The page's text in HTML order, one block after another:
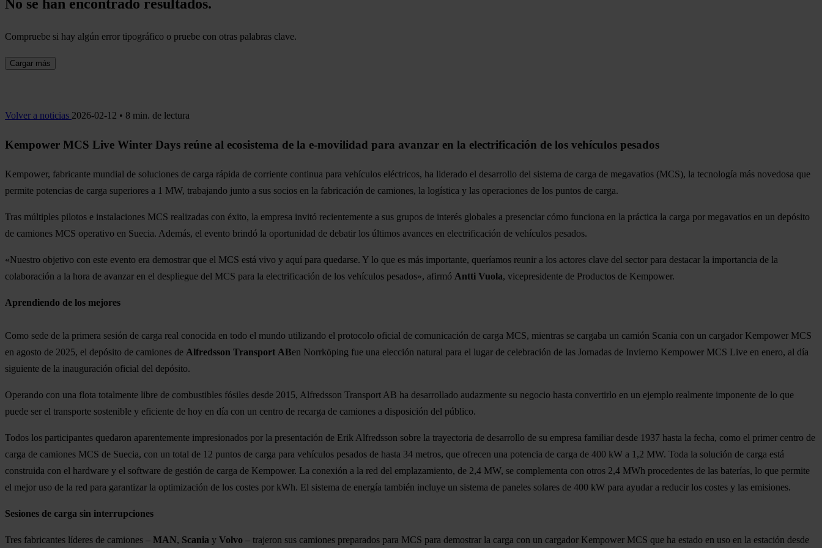
No se han encontrado resultados.
Compruebe si hay algún error tipográfico o pruebe con otras palabras clave.
Cargar más
Volver a noticias 2026-02-12 • 8 min. de lectura
Kempower MCS Live Winter Days reúne al ecosistema de la e-movilidad para avanzar en la electrificación de los vehículos pesados
Kempower, fabricante mundial de soluciones de carga rápida de corriente continua para vehículos eléctricos, ha liderado el desarrollo del sistema de carga de megavatios (MCS), la tecnología más novedosa que
permite potencias de carga superiores a 1 MW, trabajando junto a sus socios en la fabricación de camiones, la logística y las operaciones de los puntos de carga.
Tras múltiples pilotos e instalaciones MCS realizadas con éxito, la empresa invitó recientemente a sus grupos de interés globales a presenciar cómo funciona en la práctica la carga por megavatios en un depósito
de camiones MCS operativo en Suecia. Además, el evento brindó la oportunidad de debatir los últimos avances en electrificación de vehículos pesados.
«Nuestro objetivo con este evento era demostrar que el MCS está vivo y aquí para quedarse. Y lo que es más importante, queríamos reunir a los actores clave del sector para destacar la importancia de la
colaboración a la hora de avanzar en el despliegue del MCS para la electrificación de los vehículos pesados», afirmó Antti Vuola, vicepresidente de Productos de Kempower.
Aprendiendo de los mejores
Como sede de la primera sesión de carga real conocida en todo el mundo utilizando el protocolo oficial de comunicación de carga MCS, mientras se cargaba un camión Scania con un cargador Kempower MCS
en agosto de 2025, el depósito de camiones de Alfredsson Transport ABen Norrköping fue una elección natural para el lugar de celebración de las Jornadas de Invierno Kempower MCS Live en enero, al día
siguiente de la inauguración oficial del depósito.
Operando con una flota totalmente libre de combustibles fósiles desde 2015, Alfredsson Transport AB ha desarrollado audazmente su negocio hasta convertirlo en un ejemplo realmente imponente de lo que
puede ser el transporte sostenible y eficiente de hoy en día con un centro de recarga de camiones a disposición del público.
Todos los participantes quedaron aparentemente impresionados por la presentación de Erik Alfredsson sobre la trayectoria de desarrollo de su empresa familiar desde 1937 hasta la fecha, como el primer centro de
carga de camiones MCS de Suecia, con un total de 12 puntos de carga para vehículos pesados de hasta 34 metros, que ofrecen una potencia de carga de 400 kW a 1,2 MW. Toda la solución de carga está
construida con el hardware y el software de gestión de carga de Kempower. La conexión a la red del emplazamiento, de 2,4 MW, se complementa con otros 2,4 MWh procedentes de las baterías, lo que permite
el mejor uso de la red para garantizar la optimización de los costes por kWh. El sistema de energía también incluye un sistema de paneles solares de 400 kW para ayudar a reducir los costes y las emisiones.
Sesiones de carga sin interrupciones
Tres fabricantes líderes de camiones – MAN, Scania y Volvo – trajeron sus camiones preparados para MCS para demostrar la carga con un cargador Kempower MCS que ha estado en uso en la estación desde